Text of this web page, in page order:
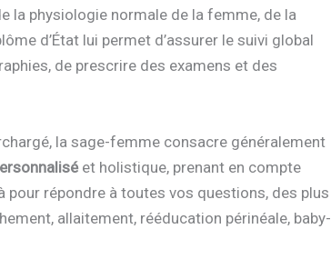
la physiologie normale de la femme, de la
d’État lui permet d’assurer le suivi global
de prescrire des examens et des
la sage-femme consacre généralement
et holistique, prenant en compte
répondre à toutes vos questions, des plus
allaitement, rééducation périnéale, baby-